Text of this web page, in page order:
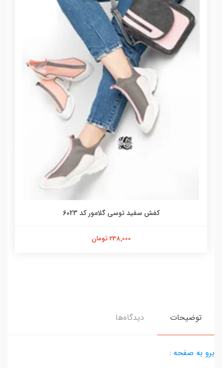
کفش سفید توسی گلامور کد 6023
238,000 تومان
توضیحات دیدگاه‌ها
برو به صفحه :